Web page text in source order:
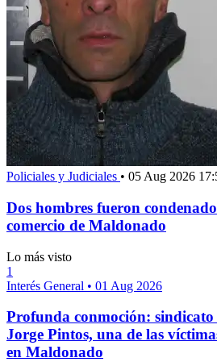
Policiales y Judiciales • 05 Aug 2026
Dos hombres fueron
comercio de Maldonado
Lo más visto
1
Interés General • 01 Aug 2026
Profunda conmoción:
Jorge Pintos, una de las
en Maldonado